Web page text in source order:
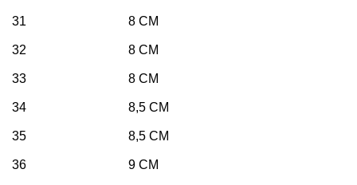
31 8 CM
32 8 CM
33 8 CM
34 8,5 CM
35 8,5 CM
36 9 CM